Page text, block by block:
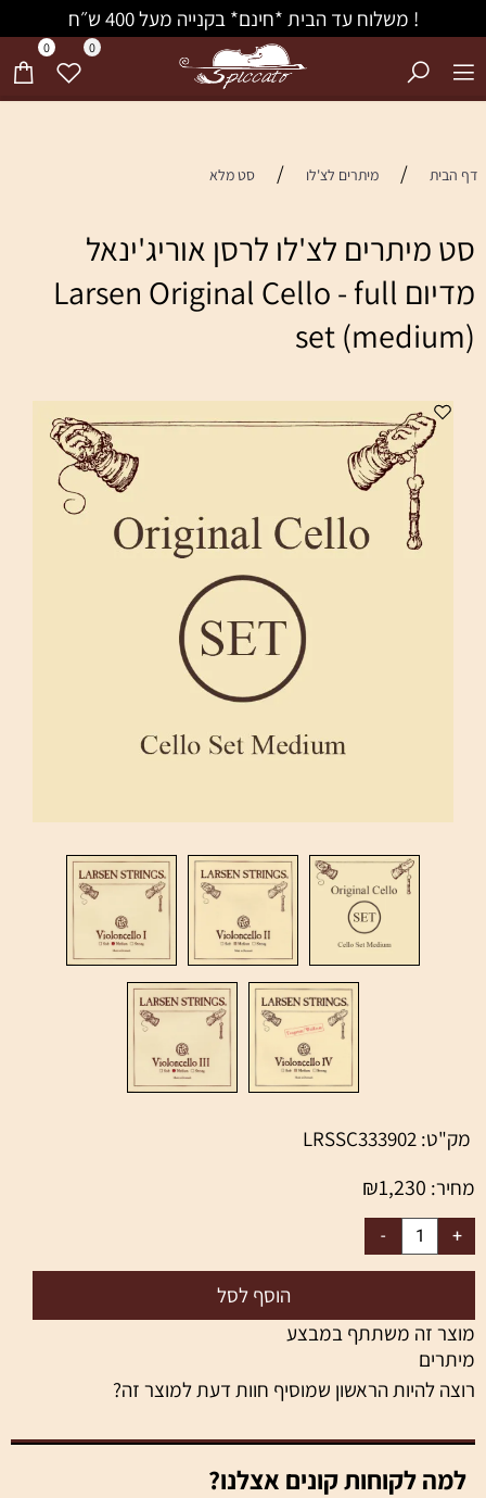
! משלוח עד הבית *חינם* בקנייה מעל 400 ש״ח
0 0
דף הבית / מיתרים לצ'לו / סט מלא
סט מיתרים לצ'לו לרסן אוריג'ינאל
מדיום Larsen Original Cello - full
set (medium)
מק"ט: LRSSC333902
מחיר:
₪1,230
הוסף לסל
מוצר זה משתתף במבצע
מיתרים
רוצה להיות הראשון שמוסיף חוות דעת למוצר זה?
למה לקוחות קונים אצלנו?